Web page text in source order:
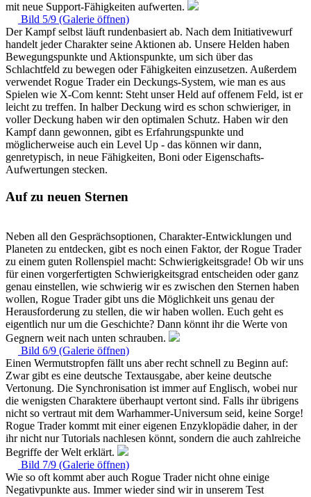
mit neue Support-Fähigkeiten aufwerten.
Bild 5/9 (Galerie öffnen)
Der Kampf selbst läuft rundenbasiert ab. Nach dem Initiativewurf
handelt jeder Charakter seine Aktionen ab. Unsere Helden haben
Bewegungspunkte und Aktionspunkte, um sich über das
Schlachtfeld zu bewegen oder Fähigkeiten einzusetzen. Außerdem
verwendet Rogue Trader ein Deckungs-System, wie man es aus
Spielen wie X-Com kennt: Steht unser Held auf offenem Feld, ist er
leicht zu treffen. In halber Deckung wird es schon schwieriger, in
voller Deckung haben wir den optimalen Schutz. Haben wir den
Kampf dann gewonnen, gibt es Erfahrungspunkte und
möglicherweise auch ein Level Up - das können wir dann,
genretypisch, in neue Fähigkeiten, Boni oder Eigenschafts-
Aufwertungen stecken.
Auf zu neuen Sternen
Neben all den Gesprächsoptionen, Charakter-Entwicklungen und
Planeten zu entdecken, gibt es noch einen Faktor, der Rogue Trader
zu einem guten Rollenspiel macht: Schwierigkeitsgrade! Ob wir uns
für einen vorgerfertigten Schwierigkeitsgrad entscheiden oder ganz
genau einstellen, wie schwierig wir es zwischen den Sternen haben
wollen, Rogue Trader gibt uns die Möglichkeit uns genau der
Herausforderung zu stellen, die wir haben wollen. Euch geht es
eigentlich nur um die Geschichte? Dann könnt ihr die Werte von
Gegnern weit nach unten schrauben.
Bild 6/9 (Galerie öffnen)
Einen Wermutstropfen fällt uns aber recht schnell zu Beginn auf:
Zwar gibt es eine deutsche Textausgabe, aber keine deutsche
Vertonung. Die Synchronisation ist immer auf Englisch, wobei nur
die wenigsten Charaktere überhaupt vertont sind. Falls ihr übrigens
nicht so vertraut mit dem Warhammer-Universum seid, keine Sorge!
Rogue Trader kommt mit einer eigenen Enzyklopädie daher, in der
ihr nicht nur Tutorials nachlesen könnt, sondern die auch zahlreiche
Begriffe der Welt erklärt.
Bild 7/9 (Galerie öffnen)
Wie so oft kommt aber auch Rogue Trader nicht ohne einige
Negativpunkte aus. Immer wieder sind wir in unserem Test